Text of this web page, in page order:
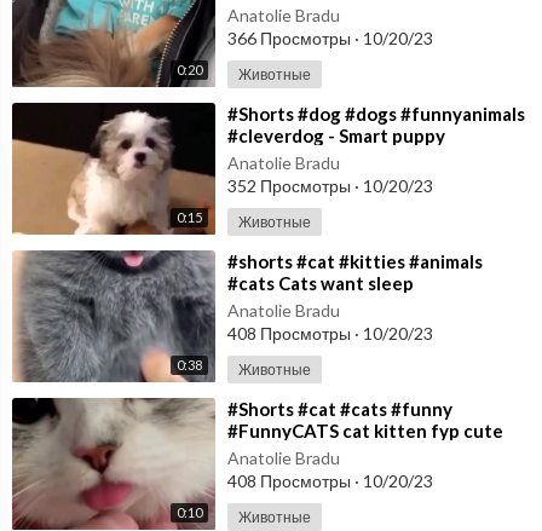
0:20
Anatolie Bradu
366 Просмотры · 10/20/23
Животные
0:15
⁣#Shorts #dog #dogs #funnyanimals
#cleverdog - Smart puppy
Anatolie Bradu
352 Просмотры · 10/20/23
Животные
0:38
⁣#shorts #cat #kitties #animals
#cats Cats want sleep
Anatolie Bradu
408 Просмотры · 10/20/23
Животные
0:10
⁣#Shorts #cat #cats #funny
#FunnyCATS cat kitten fyp cute
Anatolie Bradu
408 Просмотры · 10/20/23
Животные